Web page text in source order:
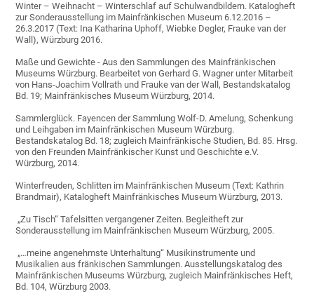
Winter – Weihnacht – Winterschlaf auf Schulwandbildern. Katalogheft
zur Sonderausstellung im Mainfränkischen Museum 6.12.2016 –
26.3.2017 (Text: Ina Katharina Uphoff, Wiebke Degler, Frauke van der
Wall), Würzburg 2016.
Maße und Gewichte - Aus den Sammlungen des Mainfränkischen
Museums Würzburg. Bearbeitet von Gerhard G. Wagner unter Mitarbeit
von Hans-Joachim Vollrath und Frauke van der Wall, Bestandskatalog
Bd. 19; Mainfränkisches Museum Würzburg, 2014.
Sammlerglück. Fayencen der Sammlung Wolf-D. Amelung, Schenkung
und Leihgaben im Mainfränkischen Museum Würzburg.
Bestandskatalog Bd. 18; zugleich Mainfränkische Studien, Bd. 85. Hrsg.
von den Freunden Mainfränkischer Kunst und Geschichte e.V.
Würzburg, 2014.
Winterfreuden, Schlitten im Mainfränkischen Museum (Text: Kathrin
Brandmair), Katalogheft Mainfränkisches Museum Würzburg, 2013.
„Zu Tisch“ Tafelsitten vergangener Zeiten. Begleitheft zur
Sonderausstellung im Mainfränkischen Museum Würzburg, 2005.
„…meine angenehmste Unterhaltung“ Musikinstrumente und
Musikalien aus fränkischen Sammlungen. Ausstellungskatalog des
Mainfränkischen Museums Würzburg, zugleich Mainfränkisches Heft,
Bd. 104, Würzburg 2003.